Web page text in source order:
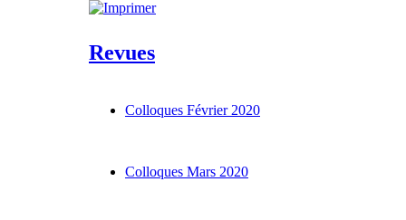
Revues
Colloques Février 2020
Colloques Mars 2020